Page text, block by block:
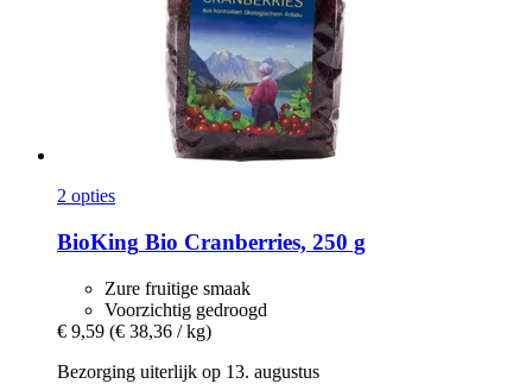
2 opties
BioKing Bio Cranberries, 250 g
Zure fruitige smaak
Voorzichtig gedroogd
€ 9,59 (€ 38,36 / kg)
Bezorging uiterlijk op 13. augustus